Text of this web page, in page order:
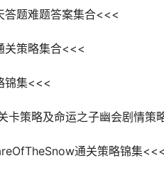
题难题答案集合<<<
关策略集合<<<
锦集<<<
卡策略及命运之子幽会剧情策
通关策略锦集